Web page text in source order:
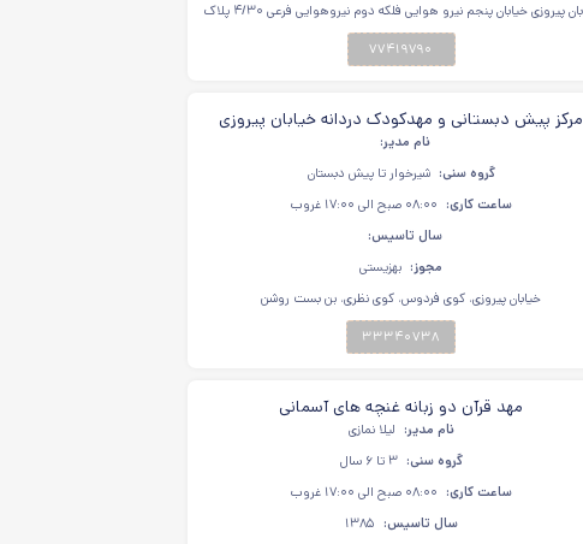
خیابان پیروزی خیابان پنجم نیرو هوایی فلکه دوم نیروهوایی فرعی ۴/۳۰ پلاک
۱
۷۷۴۱۹۷۹۰
مرکز پیش دبستانی و مهدکودک دردانه خیابان پیروزی
نام مدیر:
گروه سنی: شیرخوار تا پیش دبستان
ساعت کاری: ۰۸:۰۰ صبح الی ۱۷:۰۰ غروب
سال تاسیس:
مجوز: بهزیستی
خیابان پیروزی، کوی فردوس، کوی نظری، بن بست روشن
۳۳۳۴۰۷۳۸
مهد قرآن دو زبانه غنچه های آسمانی
نام مدیر: لیلا نمازی
گروه سنی: ۳ تا ۶ سال
ساعت کاری: ۰۸:۰۰ صبح الی ۱۷:۰۰ غروب
سال تاسیس: ۱۳۸۵